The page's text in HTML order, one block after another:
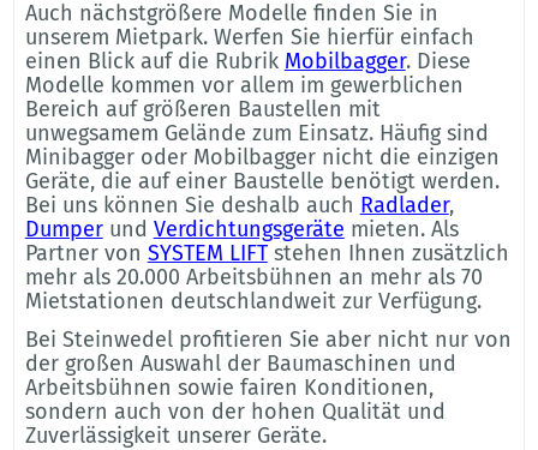
Auch nächstgrößere Modelle finden Sie in
unserem Mietpark. Werfen Sie hierfür einfach
einen Blick auf die Rubrik Mobilbagger. Diese
Modelle kommen vor allem im gewerblichen
Bereich auf größeren Baustellen mit
unwegsamem Gelände zum Einsatz. Häufig sind
Minibagger oder Mobilbagger nicht die einzigen
Geräte, die auf einer Baustelle benötigt werden.
Bei uns können Sie deshalb auch Radlader,
Dumperund Verdichtungsgeräte mieten. Als
Partner von SYSTEM LIFTstehen Ihnen zusätzlich
mehr als 20.000 Arbeitsbühnen an mehr als 70
Mietstationen deutschlandweit zur Verfügung.
Bei Steinwedel profitieren Sie aber nicht nur von
der großen Auswahl der Baumaschinen und
Arbeitsbühnen sowie fairen Konditionen,
sondern auch von der hohen Qualität und
Zuverlässigkeit unserer Geräte.